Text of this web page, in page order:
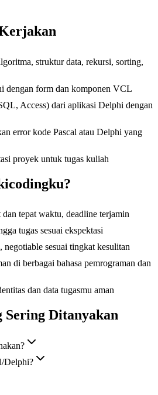
struktur data, rekursi, sorting,
dengan form dan komponen VCL
Access) dari aplikasi Delphi dengan
error kode Pascal atau Delphi yang
proyek untuk tugas kuliah
dan tepat waktu, deadline terjamin
tugas sesuai ekspektasi
negotiable sesuai tingkat kesulitan
di berbagai bahasa pemrograman dan
dan data tugasmu aman
Sering Ditanyakan
Delphi?